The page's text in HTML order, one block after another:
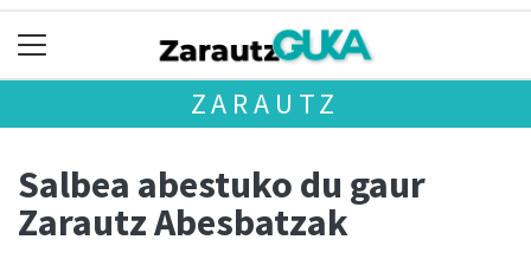
ZARAUTZ
Salbea abestuko du gaur
Zarautz Abesbatzak